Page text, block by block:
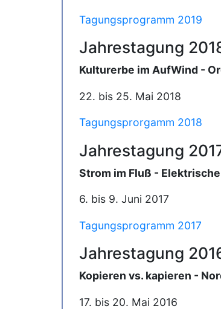
Tagungsprogramm 2019
Jahrestagung
Kulturerbe im AufWind -
22. bis 25. Mai 2018
Tagungsprorgamm 2018
Jahrestagung
Strom im Fluß -
6. bis 9. Juni 2017
Tagungsprogramm 2017
Jahrestagung
Kopieren vs. kapieren -
17. bis 20. Mai 2016